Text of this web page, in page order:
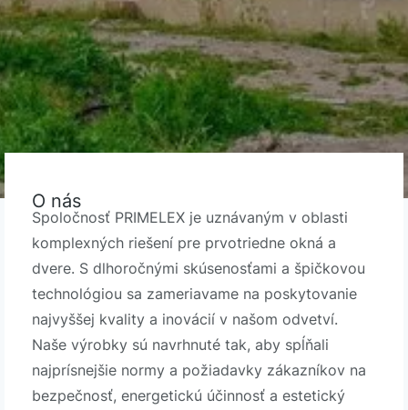
O nás
Spoločnosť PRIMELEX je uznávaným v oblasti
komplexných riešení pre prvotriedne okná a
dvere. S dlhoročnými skúsenosťami a špičkovou
technológiou sa zameriavame na poskytovanie
najvyššej kvality a inovácií v našom odvetví.
Naše výrobky sú navrhnuté tak, aby spĺňali
najprísnejšie normy a požiadavky zákazníkov na
bezpečnosť, energetickú účinnosť a estetický